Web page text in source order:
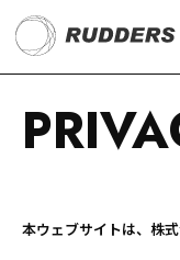
本ウェブサイトは、株